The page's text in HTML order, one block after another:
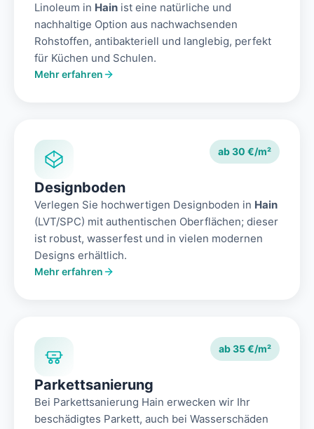
Linoleum in Hain ist eine natürliche und
nachhaltige Option aus nachwachsenden
Rohstoffen, antibakteriell und langlebig, perfekt
für Küchen und Schulen.
Mehr erfahren
ab 30 €/m²
Designboden
Verlegen Sie hochwertigen Designboden in Hain
(LVT/SPC) mit authentischen Oberflächen; dieser
ist robust, wasserfest und in vielen modernen
Designs erhältlich.
Mehr erfahren
ab 35 €/m²
Parkettsanierung
Bei Parkettsanierung Hain erwecken wir Ihr
beschädigtes Parkett, auch bei Wasserschäden